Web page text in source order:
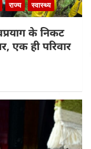
राज्य स्वास्थ्य
के निकट
एक ही परिवार